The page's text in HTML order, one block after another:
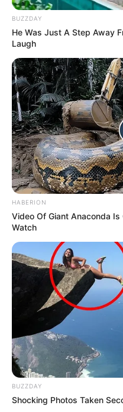
BUZZDAY
He Was Just A Step Away
Laugh
HABERION
Video Of Giant Anaconda Is
Watch
BUZZDAY
Shocking Photos Taken